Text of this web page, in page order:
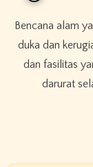
Bencana alam yang melanda Aceh Tengah meninggalkan jejak
duka dan
dan fasilitas
darurat